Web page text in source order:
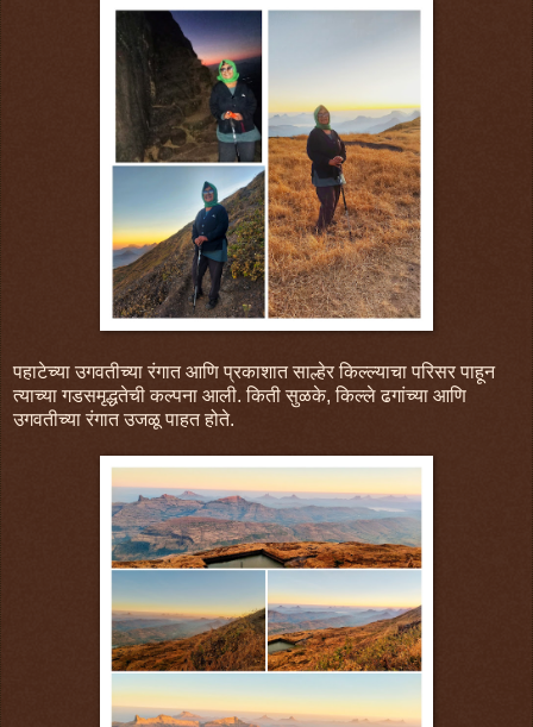
पहाटेच्या उगवतीच्या रंगात आणि प्रकाशात साल्हेर किल्ल्याचा परिसर पाहून
त्याच्या गडसमृद्धतेची कल्पना आली. किती सुळके, किल्ले ढगांच्या आणि
उगवतीच्या रंगात उजळू पाहत होते.